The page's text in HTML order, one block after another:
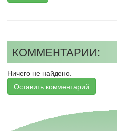
КОММЕНТАРИИ:
Ничего не найдено.
Оставить комментарий